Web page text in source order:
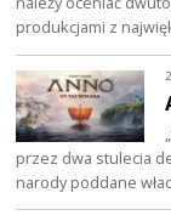
produkcjami z
przez dwa stulecia
narody poddane